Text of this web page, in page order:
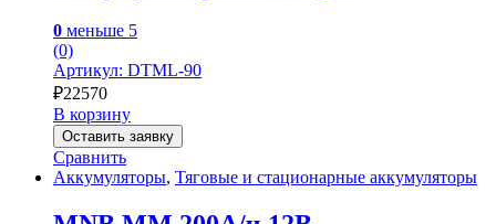
0 меньше 5
(0)
Артикул: DTML-90
₽22570
В корзину
Оставить заявку
Сравнить
Аккумуляторы, Тяговые и стационарные аккумуляторы